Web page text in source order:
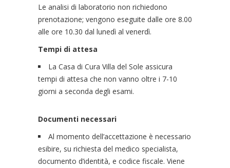
Le analisi di laboratorio non richiedono
prenotazione; vengono eseguite dalle ore 8.00
alle ore 10.30 dal lunedì al venerdì.
Tempi di attesa
La Casa di Cura Villa del Sole assicura
tempi di attesa che non vanno oltre i 7-10
giorni a seconda degli esami.
Documenti necessari
Al momento dell’accettazione è necessario
esibire, su richiesta del medico specialista,
documento d’identità, e codice fiscale. Viene